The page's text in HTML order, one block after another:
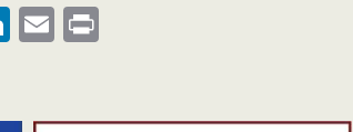
LinkedIn
Email